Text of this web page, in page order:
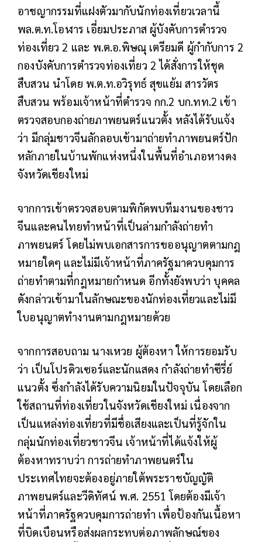
อาชญากรรมที่แฝงตัวมากับนักท่องเที่ยวเวลานี้
พล.ต.ท.โอฬาร เอี่ยมประภาส ผู้บังคับการตำรวจ
ท่องเที่ยว 2 และ พ.ต.อ.พิษณุ เตรียมดี ผู้กำกับการ 2
กองบังคับการตำรวจท่องเที่ยว 2 ได้สั่งการให้ชุด
สืบสวน นำโดย พ.ต.ท.อวิรุทธ์ สุขแย้ม สารวัตร
สืบสวน พร้อมเจ้าหน้าที่ตำรวจ กก.2 บก.ทท.2 เข้า
ตรวจสอบกองถ่ายภาพยนตร์แนวตั้ง หลังได้รับแจ้ง
ว่า มีกลุ่มชาวจีนลักลอบเข้ามาถ่ายทำภาพยนตร์ปัก
หลักภายในบ้านพักแห่งหนึ่งในพื้นที่อำเภอหางดง
จังหวัดเชียงใหม่
จากการเข้าตรวจสอบตามพิกัดพบทีมงานของชาว
จีนและคนไทยทำหน้าที่เป็นล่ามกำลังถ่ายทำ
ภาพยนตร์ โดยไม่พบเอกสารการขออนุญาตตามกฎ
หมายใดๆ และไม่มีเจ้าหน้าที่ภาครัฐมาควบคุมการ
ถ่ายทำตามที่กฎหมายกำหนด อีกทั้งยังพบว่า บุคคล
ดังกล่าวเข้ามาในลักษณะของนักท่องเที่ยวและไม่มี
ใบอนุญาตทำงานตามกฎหมายด้วย
จากการสอบถาม นางเหวย ผู้ต้องหา ให้การยอมรับ
ว่า เป็นโปรดิวเซอร์และนักแสดง กำลังถ่ายทำซีรี่ย์
แนวตั้ง ซึ่งกำลังได้รับความนิยมในปัจจุบัน โดยเลือก
ใช้สถานที่ท่องเที่ยวในจังหวัดเชียงใหม่ เนื่องจาก
เป็นแหล่งท่องเที่ยวที่มีชื่อเสียงและเป็นที่รู้จักใน
กลุ่มนักท่องเที่ยวชาวจีน เจ้าหน้าที่ได้แจ้งให้ผู้
ต้องหาทราบว่า การถ่ายทำภาพยนตร์ใน
ประเทศไทยจะต้องอยู่ภายใต้พระราชบัญญัติ
ภาพยนตร์และวีดิทัศน์ พ.ศ. 2551 โดยต้องมีเจ้า
หน้าที่ภาครัฐควบคุมการถ่ายทำ เพื่อป้องกันเนื้อหา
ที่บิดเบือนหรือส่งผลกระทบต่อภาพลักษณ์ของ